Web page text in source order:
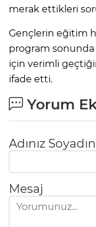
merak ettikleri
Gençlerin eğitim
program sonunda
için verimli
ifade etti.
Yorum
Adınız
Mesaj